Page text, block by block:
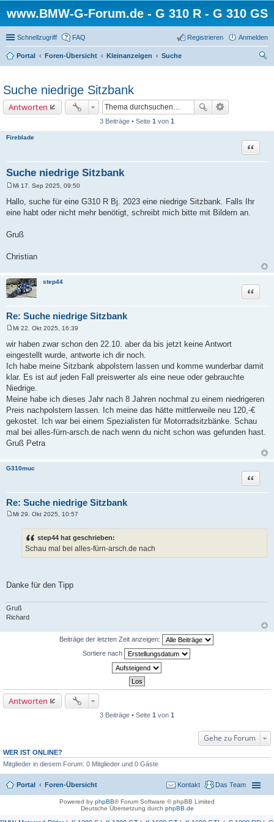
www.BMW-G-Forum.de - G 310 R - G 310 GS
Schnellzugriff FAQ Anmelden
Registrieren
Portal Foren-Übersicht Kleinanzeigen
Suche
Suche niedrige Sitzbank
Antworten
3 Beiträge • Seite 1 von 1
Fireblade
Suche niedrige Sitzbank
Zitat
e
i
t
g
Mi 17. Sep 2025, 09:50
Hallo, suche für eine G310 R Bj. 2023 eine niedrige Sitzbank. Falls Ihr
eine habt oder nicht mehr benötigt, schreibt mich bitte mit Bildern an.
Gruß
Christian
step44
Re: Suche niedrige Sitzbank
Zitat
t
r
a
g
Mi 22. Okt 2025, 16:39
wir haben zwar schon den 22.10. aber da bis jetzt keine Antwort
eingestellt wurde, antworte ich dir noch.
Ich habe meine Sitzbank abpolstern lassen und komme wunderbar damit
klar. Es ist auf jeden Fall preiswerter als eine neue oder gebrauchte
Niedrige.
Meine habe ich dieses Jahr nach 8 Jahren nochmal zu einem niedrigeren
Preis nachpolstern lassen. Ich meine das hätte mittlerweile neu 120,-€
gekostet. Ich war bei einem Spezialisten für Motorradsitzbänke. Schau
mal bei alles-fürn-arsch.de nach wenn du nicht schon was gefunden hast.
Gruß Petra
G310muc
Re: Suche niedrige Sitzbank
Zitat
Mi 29. Okt 2025, 10:57
step44 hat geschrieben:
Schau mal bei alles-fürn-arsch.de nach
Danke für den Tipp
Gruß
Richard
Beiträge der letzten Zeit anzeigen:
Sortiere nach
Antworten
3 Beiträge • Seite 1 von 1
Gehe zu Forum
WER IST ONLINE?
Mitglieder in diesem Forum: 0 Mitglieder und 0 Gäste
Portal Foren-Übersicht Das Team
Kontakt
Powered by phpBB® Forum Software © phpBB Limited
Deutsche Übersetzung durch phpBB.de